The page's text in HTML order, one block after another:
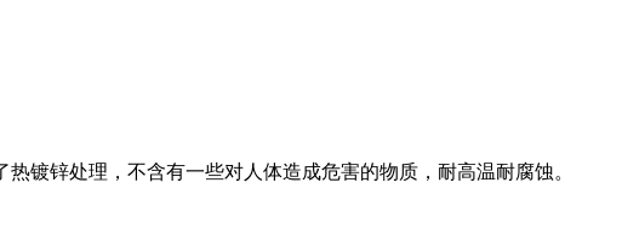
镀锌处理，不含有一些对人体造成危害的物质，耐高温耐腐蚀。